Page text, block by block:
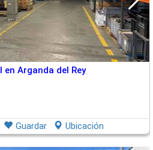
Arganda del Rey
Guardar Ubicación